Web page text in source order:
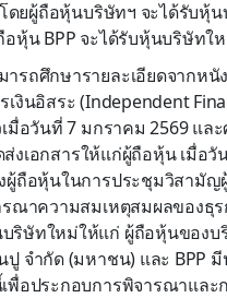
ดยผู้ถือหุ้นบริษัทฯ จะได้รับหุ้
หุ้น BPP จะได้รับหุ้นบริษัทใ
รถศึกษารายละเอียดจากห
งินอิสระ (Independent
มื่อวันที่ 7 มกราคม 2569 แล
ส่งเอกสารให้แก่ผู้ถือหุ้น เมื่
ผู้ถือหุ้นในการประชุมวิสามั
รณาความสมเหตุสมผลของ
ริษัทใหม่ให้แก่ ผู้ถือหุ้นของบ
จำกัด (มหาชน) และ BPP
พื่อประกอบการพิจารณาแล